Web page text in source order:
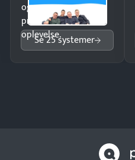
og giv kunderne en
professionel
oplevelse.
Se 25 systemer